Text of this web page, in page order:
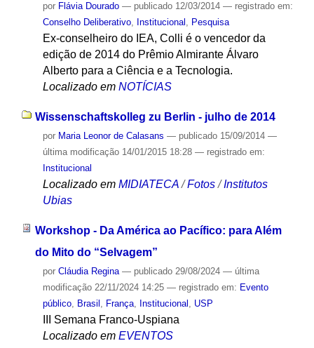
por Flávia Dourado — publicado12/03/2014 — registrado em:
Conselho Deliberativo, Institucional , Pesquisa
Ex-conselheiro do IEA, Colli é o vencedor da
edição de 2014 do Prêmio Almirante Álvaro
Alberto para a Ciência e a Tecnologia.
Localizado em NOTÍCIAS
Wissenschaftskolleg zu Berlin - julho de 2014
por Maria Leonor de Calasans — publicado15/09/2014 —
última modificação14/01/2015 18:28 — registrado em:
Institucional
Localizado em MIDIATECA /Fotos /Institutos
Ubias
Workshop - Da América ao Pacífico: para Além
do Mito do “Selvagem”
por Cláudia Regina — publicado29/08/2024 — última
modificação22/11/2024 14:25 — registrado em: Evento
público, Brasil França, Institucional USP
III Semana Franco-Uspiana
Localizado em EVENTOS